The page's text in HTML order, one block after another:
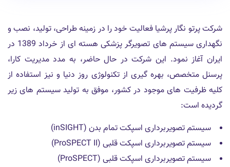
شرکت پرتو نگار پرشیا فعالیت خود را در زمینه طراحی، تولید، نصب و
نگهداری سیستم های تصویرگر پزشکی هسته ای از خرداد 1389 در
ایران آغاز نمود. این شرکت در حال حاضر، به مدد مدیریت کارا،
پرسنل متخصص، بهره گیری از تکنولوژی روز دنیا و نیز استفاده از
کلیه ظرفیت های موجود در کشور، موفق به تولید سیستم های زیر
گردیده است:
سیستم تصویربرداری اسپکت تمام بدن (inSIGHT)
سیستم تصویربرداری اسپکت قلبی (ProSPECT II)
سیستم تصویربرداری اسپکت قلبی (ProSPECT)